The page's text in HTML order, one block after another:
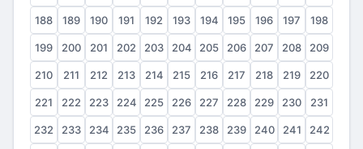
188 189 190 191 192 193 194 195 196 197 198
199 200 201 202 203 204 205 206 207 208 209
210 211 212 213 214 215 216 217 218 219 220
221 222 223 224 225 226 227 228 229 230 231
232 233 234 235 236 237 238 239 240 241 242